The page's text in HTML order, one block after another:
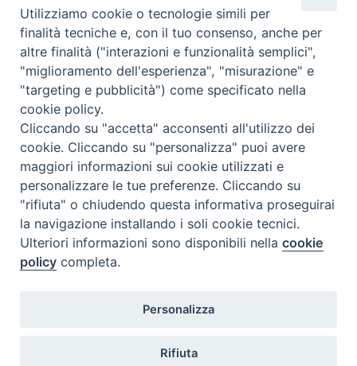
Diocesi
di Como
Diocesi di Como | piazza Grimoldi, 5
Riproduzione solo con permesso.
Iscriviti alla Newsletter
Utilizziamo cookie o tecnologie simili per
finalità tecniche e, con il tuo consenso, anche per
altre finalità ("interazioni e funzionalità semplici",
"miglioramento dell'esperienza", "misurazione" e
"targeting e pubblicità") come specificato nella
cookie policy.
Cliccando su "accetta" acconsenti all'utilizzo dei
cookie. Cliccando su "personalizza" puoi avere
maggiori informazioni sui cookie utilizzati e
personalizzare le tue preferenze. Cliccando su
"rifiuta" o chiudendo questa informativa proseguirai
la navigazione installando i soli cookie tecnici.
Ulteriori informazioni sono disponibili nellacookie
policy completa.
Personalizza
Rifiuta